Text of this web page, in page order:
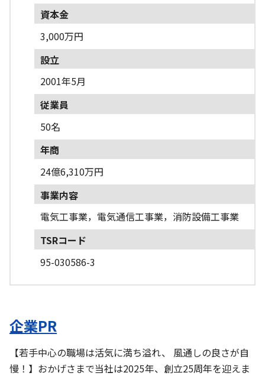
資本金
3,000万円
設立
2001年5月
従業員
50名
年商
24億6,310万円
事業内容
電気工事業，電気通信工事業，消防設備工事業
TSRコード
95-030586-3
企業PR
【若手中心の職場は活気に満ち溢れ、 風通しの良さが自
慢！】おかげさまで当社は2025年、創立25周年を迎えま